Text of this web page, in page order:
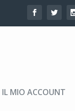
IL MIO ACCOUNT